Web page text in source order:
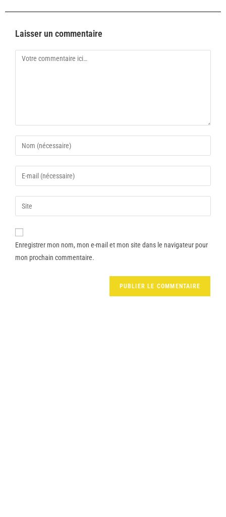
Laisser un commentaire
Enregistrer mon nom, mon e-mail et mon site dans le navigateur pour
mon prochain commentaire.